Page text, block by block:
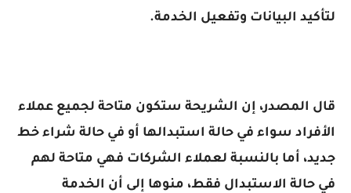
لتأكيد البيانات وتفعيل الخدمة.
قال المصدر، إن الشريحة ستكون متاحة لجميع عملاء
الأفراد سواء في حالة استبدالها أو في حالة شراء خط
جديد، أما بالنسبة لعملاء الشركات فهي متاحة لهم
في حالة الاستبدال فقط، منوها إلى أن الخدمة